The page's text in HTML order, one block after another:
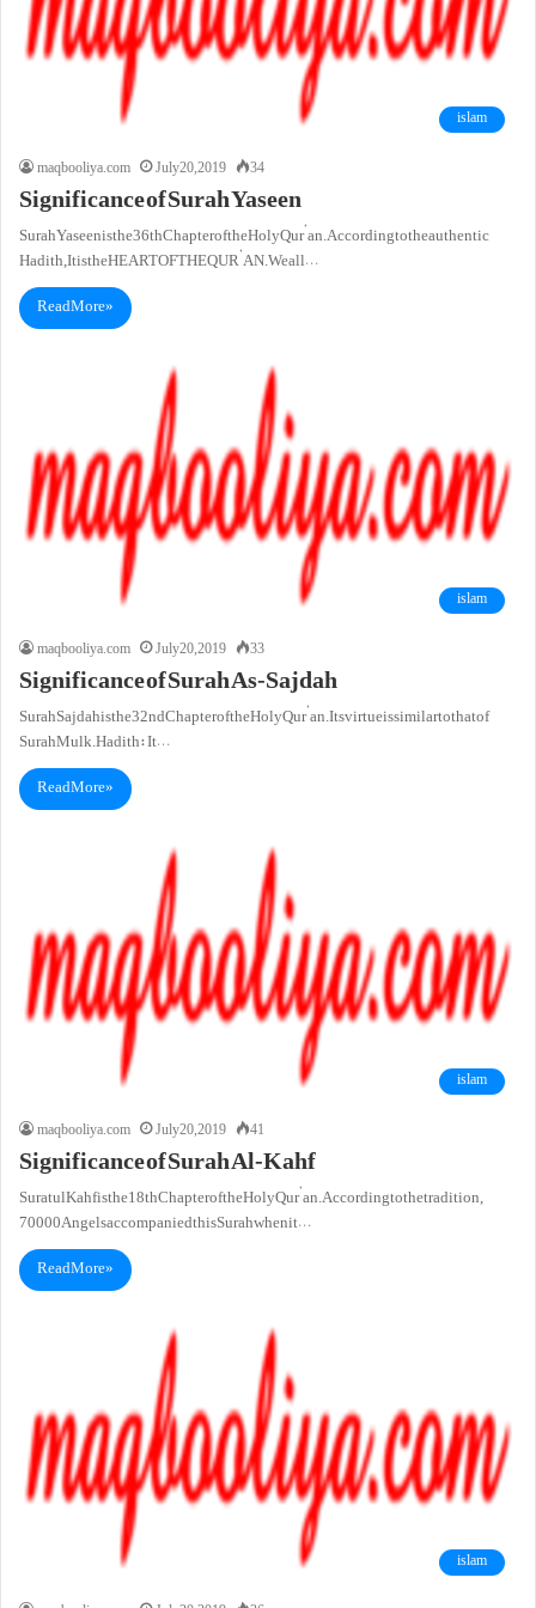
islam
maqbooliya.com
July 20, 2019 34
Significance of Surah Yaseen
Surah Yaseenisthe 36thChapter of the Holy Qur’an. According to the authentic
Hadith, It is the HEART OF THE QUR’AN.We all…
Read More »
islam
maqbooliya.com
July 20, 2019 33
Significance of Surah As-Sajdah
Surah Sajdahis the 32nd Chapter of the Holy Qur’an. Its virtue is similar to that of
Surah Mulk. Hadith: It…
Read More »
islam
maqbooliya.com
July 20, 2019 41
Significance of Surah Al-Kahf
SuratulKahf is the 18th Chapter of the Holy Qur’an. According to the tradition,
70000 Angels accompanied this Surah when it…
Read More »
islam